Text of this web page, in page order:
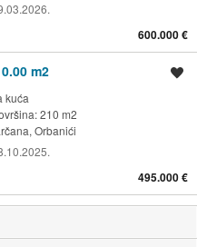
600.000 €
m2
kuća
210 m2
Orbanići
495.000 €